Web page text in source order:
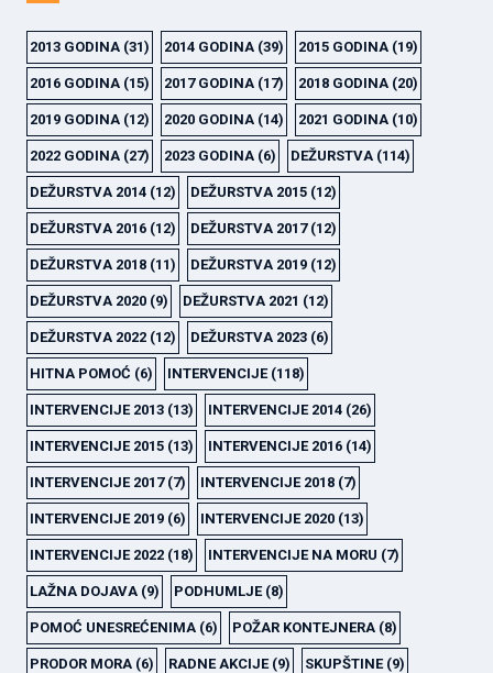
2013 GODINA (31) 2014 GODINA (39) 2015 GODINA (19)
2016 GODINA (15) 2017 GODINA (17) 2018 GODINA (20)
2019 GODINA (12) 2020 GODINA (14) 2021 GODINA (10)
2022 GODINA (27) 2023 GODINA (6) DEŽURSTVA (114)
DEŽURSTVA 2014 (12) DEŽURSTVA 2015 (12)
DEŽURSTVA 2016 (12) DEŽURSTVA 2017(12)
DEŽURSTVA 2018 (11) DEŽURSTVA 2019 (12)
DEŽURSTVA 2020 (9) DEŽURSTVA 2021 (12)
DEŽURSTVA 2022 (12) DEŽURSTVA 2023 (6)
HITNA POMOĆ (6) INTERVENCIJE(118)
INTERVENCIJE 2013 (13) INTERVENCIJE 2014 (26)
INTERVENCIJE 2015 (13) INTERVENCIJE 2016 (14)
INTERVENCIJE 2017(7) INTERVENCIJE 2018 (7)
INTERVENCIJE 2019 (6) INTERVENCIJE 2020 (13)
INTERVENCIJE 2022 (18) INTERVENCIJE NA MORU (7)
LAŽNA DOJAVA (9) PODHUMLJE(8)
POMOĆ UNESREĆENIMA (6) POŽAR KONTEJNERA (8)
PRODOR MORA (6) RADNE AKCIJE(9) SKUPŠTINE(9)